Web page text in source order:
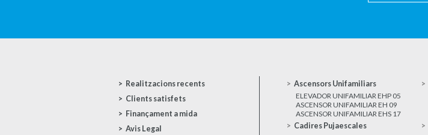
Realitzacions recents
Clients satisfets
Finançament a mida
Avis Legal
Ascensors Unifamiliars
ELEVADOR UNIFAMILIAR EHP 05
ASCENSOR UNIFAMILIAR EH 09
ASCENSOR UNIFAMILIAR EHS 17
Cadires Pujaescales